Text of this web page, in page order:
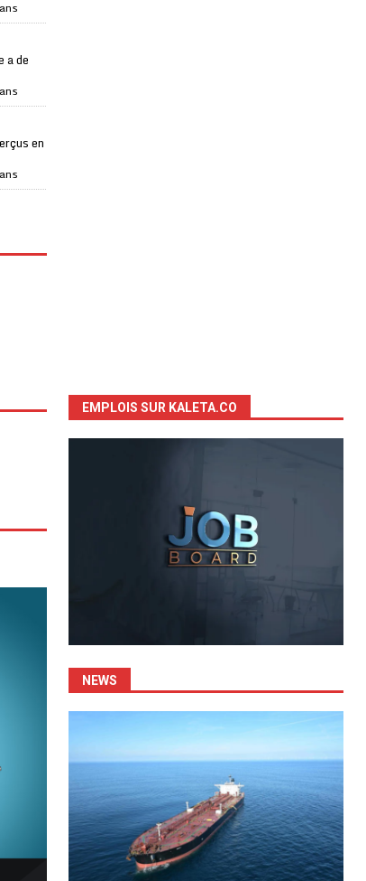
a de
en
EMPLOIS SUR KALETA.CO
NEWS